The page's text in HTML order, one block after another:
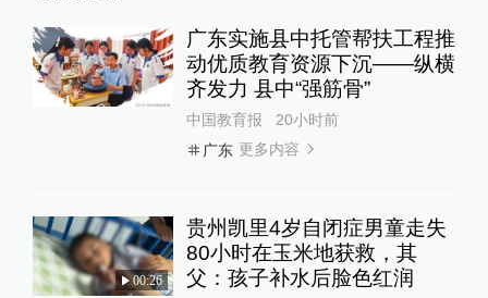
广东实施县中托管帮扶工程推
动优质教育资源下沉——纵横
齐发力 县中“强筋骨”
中国教育报
20小时前
广东 更多内容
00:26
贵州凯里4岁自闭症男童走失
80小时在玉米地获救，其
父：孩子补水后脸色红润